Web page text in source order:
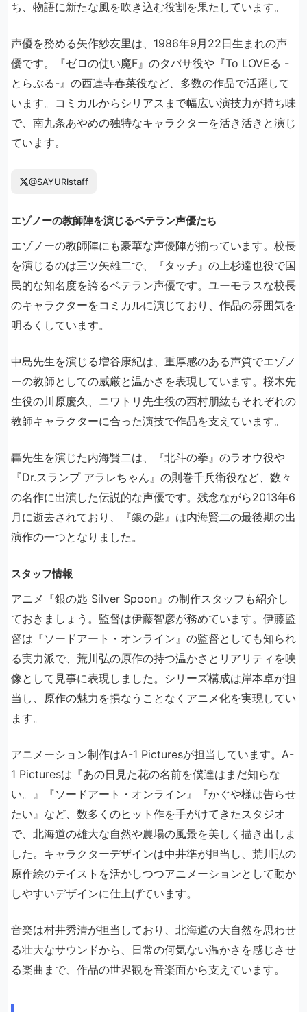
ち、物語に新たな風を吹き込む役割を果たしています。
声優を務める矢作紗友里は、1986年9月22日生まれの声
優です。『ゼロの使い魔F』のタバサ役や『To LOVEる -
とらぶる-』の西連寺春菜役など、多数の作品で活躍して
います。コミカルからシリアスまで幅広い演技力が持ち味
で、南九条あやめの独特なキャラクターを活き活きと演じ
ています。
@SAYURIstaff
エゾノーの教師陣を演じるベテラン声優たち
エゾノーの教師陣にも豪華な声優陣が揃っています。校長
を演じるのは三ツ矢雄二で、『タッチ』の上杉達也役で国
民的な知名度を誇るベテラン声優です。ユーモラスな校長
のキャラクターをコミカルに演じており、作品の雰囲気を
明るくしています。
中島先生を演じる増谷康紀は、重厚感のある声質でエゾノ
ーの教師としての威厳と温かさを表現しています。桜木先
生役の川原慶久、ニワトリ先生役の西村朋紘もそれぞれの
教師キャラクターに合った演技で作品を支えています。
轟先生を演じた内海賢二は、『北斗の拳』のラオウ役や
『Dr.スランプ アラレちゃん』の則巻千兵衛役など、数々
の名作に出演した伝説的な声優です。残念ながら2013年6
月に逝去されており、『銀の匙』は内海賢二の最後期の出
演作の一つとなりました。
スタッフ情報
アニメ『銀の匙 Silver Spoon』の制作スタッフも紹介し
ておきましょう。監督は伊藤智彦が務めています。伊藤監
督は『ソードアート・オンライン』の監督としても知られ
る実力派で、荒川弘の原作の持つ温かさとリアリティを映
像として見事に表現しました。シリーズ構成は岸本卓が担
当し、原作の魅力を損なうことなくアニメ化を実現してい
ます。
アニメーション制作はA-1 Picturesが担当しています。A-
1 Picturesは『あの日見た花の名前を僕達はまだ知らな
い。』『ソードアート・オンライン』『かぐや様は告らせ
たい』など、数多くのヒット作を手がけてきたスタジオ
で、北海道の雄大な自然や農場の風景を美しく描き出しま
した。キャラクターデザインは中井準が担当し、荒川弘の
原作絵のテイストを活かしつつアニメーションとして動か
しやすいデザインに仕上げています。
音楽は村井秀清が担当しており、北海道の大自然を思わせ
る壮大なサウンドから、日常の何気ない温かさを感じさせ
る楽曲まで、作品の世界観を音楽面から支えています。